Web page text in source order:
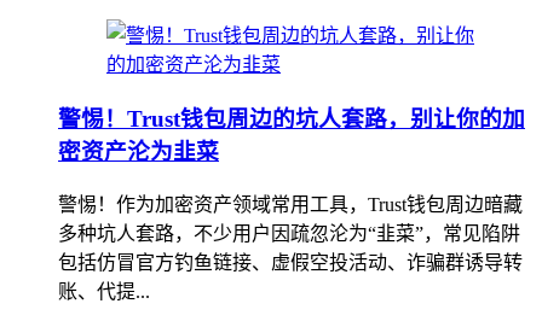
警惕！Trust钱包周边的坑人套路，别让你的加
密资产沦为韭菜
警惕！作为加密资产领域常用工具，Trust钱包周边暗藏
多种坑人套路，不少用户因疏忽沦为“韭菜”，常见陷阱
包括仿冒官方钓鱼链接、虚假空投活动、诈骗群诱导转
账、代提...